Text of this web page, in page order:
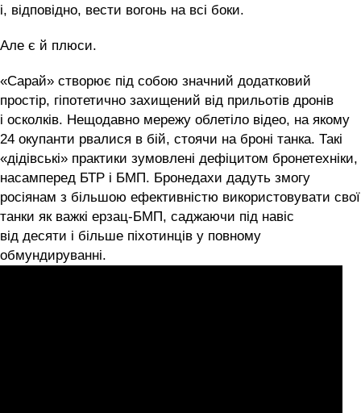
і, відповідно, вести вогонь на всі боки.
Але є й плюси.
«Сарай» створює під собою значний додатковий
простір, гіпотетично захищений від прильотів дронів
і осколків. Нещодавно мережу облетіло відео, на якому
24 окупанти рвалися в бій, стоячи на броні танка. Такі
«дідівські» практики зумовлені дефіцитом бронетехніки,
насамперед БТР і БМП. Бронедахи дадуть змогу
росіянам з більшою ефективністю використовувати свої
танки як важкі ерзац-БМП, саджаючи під навіс
від десяти і більше піхотинців у повному
обмундируванні.